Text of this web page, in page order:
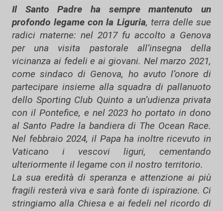
Il Santo Padre ha sempre mantenuto un
profondo legame con la Liguria, terra delle sue
radici materne: nel 2017 fu accolto a Genova
per una visita pastorale all’insegna della
vicinanza ai fedeli e ai giovani. Nel marzo 2021,
come sindaco di Genova, ho avuto l’onore di
partecipare insieme alla squadra di pallanuoto
dello Sporting Club Quinto a un’udienza privata
con il Pontefice, e nel 2023 ho portato in dono
al Santo Padre la bandiera di The Ocean Race.
Nel febbraio 2024, il Papa ha inoltre ricevuto in
Vaticano i vescovi liguri, cementando
ulteriormente il legame con il nostro territorio.
La sua eredità di speranza e attenzione ai più
fragili resterà viva e sarà fonte di ispirazione. Ci
stringiamo alla Chiesa e ai fedeli nel ricordo di